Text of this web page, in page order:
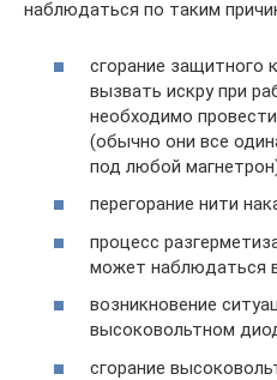
наблюдаться по таким
сгорание защитного
вызвать искру при
необходимо
(обычно они все
под любой
перегорание нити
процесс
может наблюдаться в
возникновение
высоковольтном
сгорание